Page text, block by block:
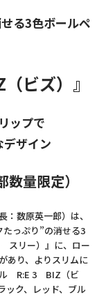
る3色ボールペ
ビズ）』
ップで
ザイン
量限定）
数原英一郎）は、
っぷり”の消せる3
スリー）』に、ロー
あり、よりスリムに
ル R:E 3 BIZ（ビ
ック、レッド、ブル